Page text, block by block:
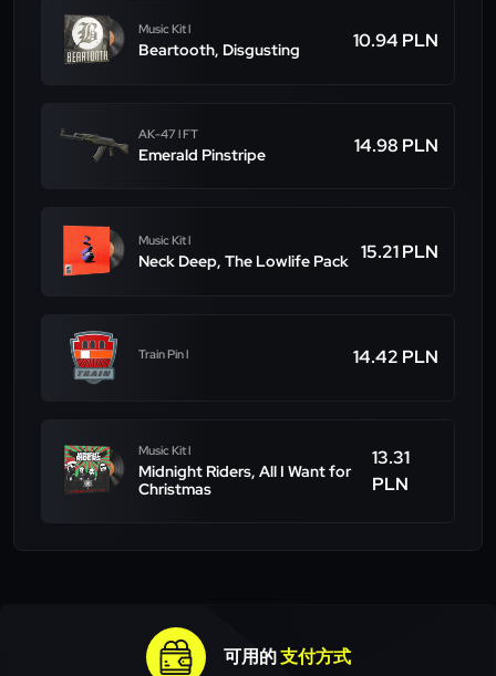
Music Kit l
Beartooth, Disgusting 10.94 PLN
AK-47 l FT
Emerald Pinstripe 14.98 PLN
Music Kit l
Neck Deep, The Lowlife Pack 15.21 PLN
Train Pin l 14.42 PLN
Music Kit l
Midnight Riders, All I Want for
Christmas
13.31
PLN
可用的支付方式